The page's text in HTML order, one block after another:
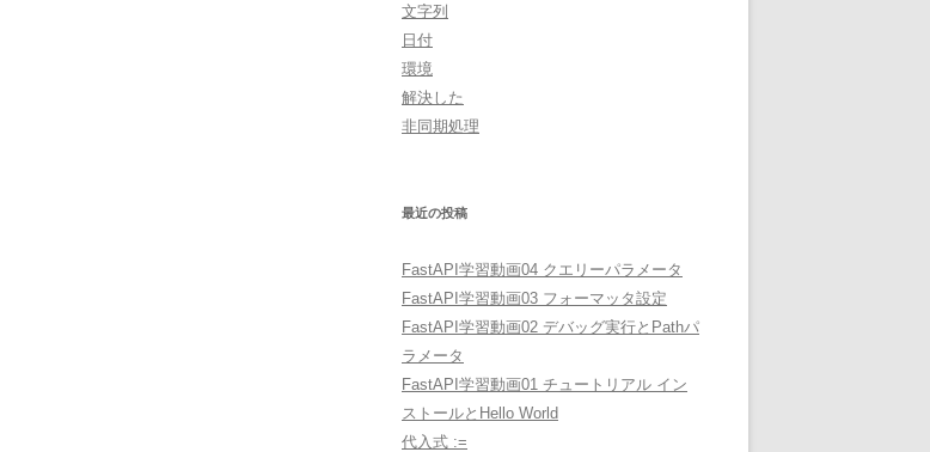
文字列
日付
環境
解決した
非同期処理
最近の投稿
FastAPI学習動画04 クエリーパラメータ
FastAPI学習動画03 フォーマッタ設定
FastAPI学習動画02 デバッグ実行とPathパ
ラメータ
FastAPI学習動画01 チュートリアル イン
ストールとHello World
代入式 :=